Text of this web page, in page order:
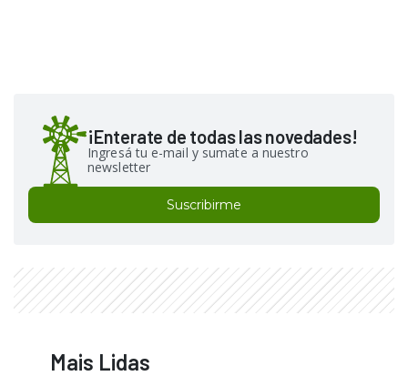
¡Enterate de todas las novedades!
Ingresá tu e-mail y sumate a nuestro
newsletter
Suscribirme
Mais Lidas